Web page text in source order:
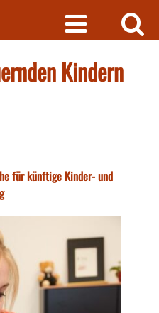
Kindern
für künftige Kinder- und